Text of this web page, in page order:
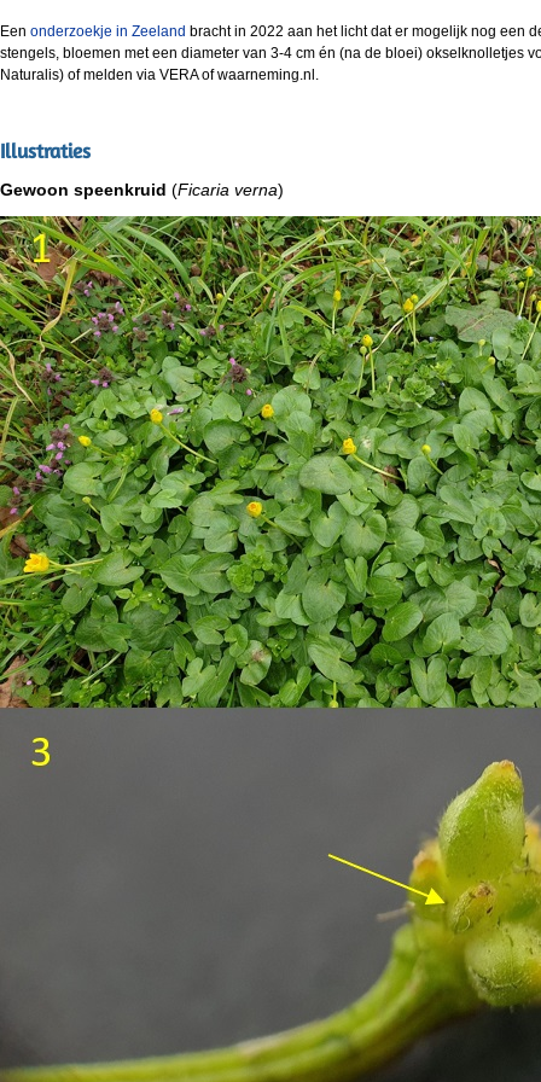
Een onderzoekje in Zeeland bracht in 2022 aan het licht dat er mogelijk nog een
stengels, bloemen met een diameter van 3-4 cm én (na de bloei) okselknolletjes
Naturalis) of melden via VERA of waarneming.nl.
Illustraties
Gewoon speenkruid (Ficaria verna)